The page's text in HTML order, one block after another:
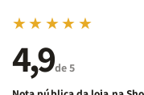
★★★★★
4,9de 5